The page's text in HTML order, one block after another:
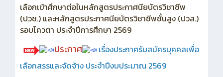
เลือกเข้าศึกษาต่อในหลักสูตรประกาศนียบัตรวิชาชีพ
(ปวช.) และหลักสูตรประกาศนียบัตรวิชาชีพชั้นสูง (ปวส.)
รอบโควตา ประจำปีการศึกษา 2569
ประกาศ เรื่องประกาศรับสมัครบุคคลเพื่อ
เลือกสรรและจัดจ้าง ประจำปีงบประมาณ 2569